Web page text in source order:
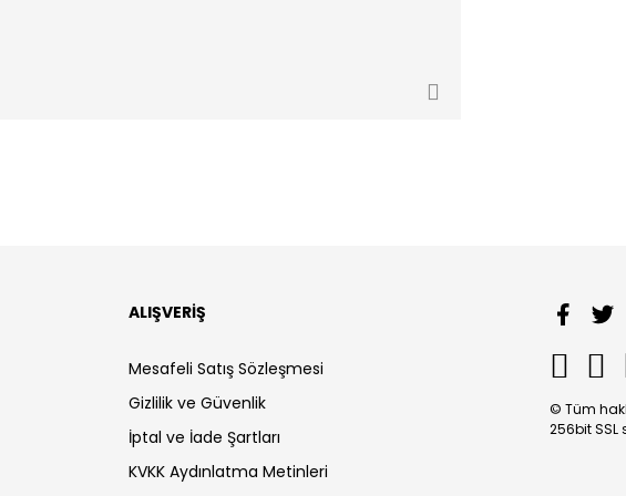
ALIŞVERİŞ
Mesafeli Satış Sözleşmesi
Gizlilik ve Güvenlik
İptal ve İade Şartları
KVKK Aydınlatma Metinleri
© Tüm
256bit SSL